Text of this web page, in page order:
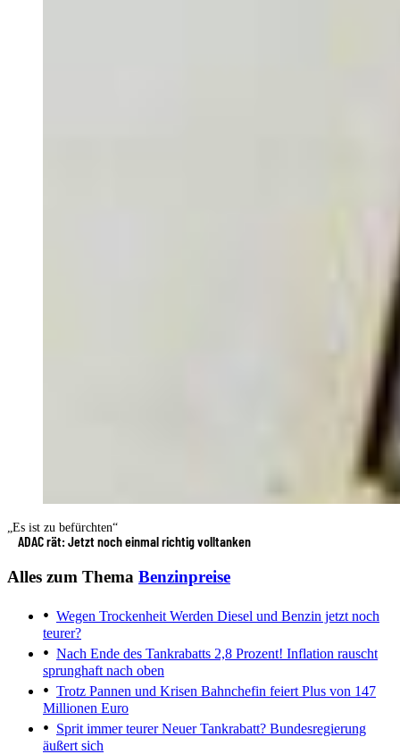
„Es ist zu befürchten“
ADAC rät: Jetzt noch einmal richtig volltanken
Alles zum Thema Benzinpreise
Wegen Trockenheit Werden Diesel und Benzin jetzt noch
teurer?
Nach Ende des Tankrabatts 2,8 Prozent! Inflation rauscht
sprunghaft nach oben
Trotz Pannen und Krisen Bahnchefin feiert Plus von 147
Millionen Euro
Sprit immer teurerNeuer Tankrabatt? Bundesregierung
äußert sich